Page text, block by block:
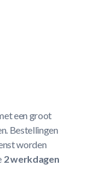
een groot
Bestellingen
worden
2 werkdagen